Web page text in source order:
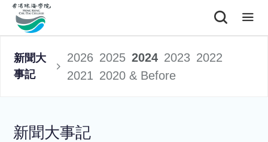
新聞大
事記
2026 2025 2024 2023 2022
2021 2020 & Before
新聞大事記